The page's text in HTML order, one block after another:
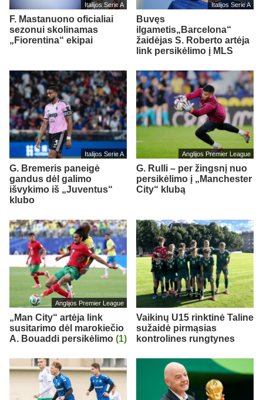
Italijos Serie A
F. Mastanuono oficialiai
sezonui skolinamas
„Fiorentina“ ekipai
Italijos Serie A
Buvęs
ilgametis„Barcelona“
žaidėjas S. Roberto artėja
link persikėlimo į MLS
Italijos Serie A
G. Bremeris paneigė
gandus dėl galimo
išvykimo iš „Juventus“
klubo
Anglijos Premier League
G. Rulli – per žingsnį nuo
persikėlimo į „Manchester
City“ klubą
Anglijos Premier League
„Man City“ artėja link
susitarimo dėl marokiečio
A. Bouaddi persikėlimo (1)
Vaikinų U15 rinktinė Taline
sužaidė pirmąsias
kontrolines rungtynes